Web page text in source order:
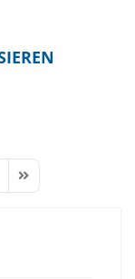
PAGE
LAST PAGE